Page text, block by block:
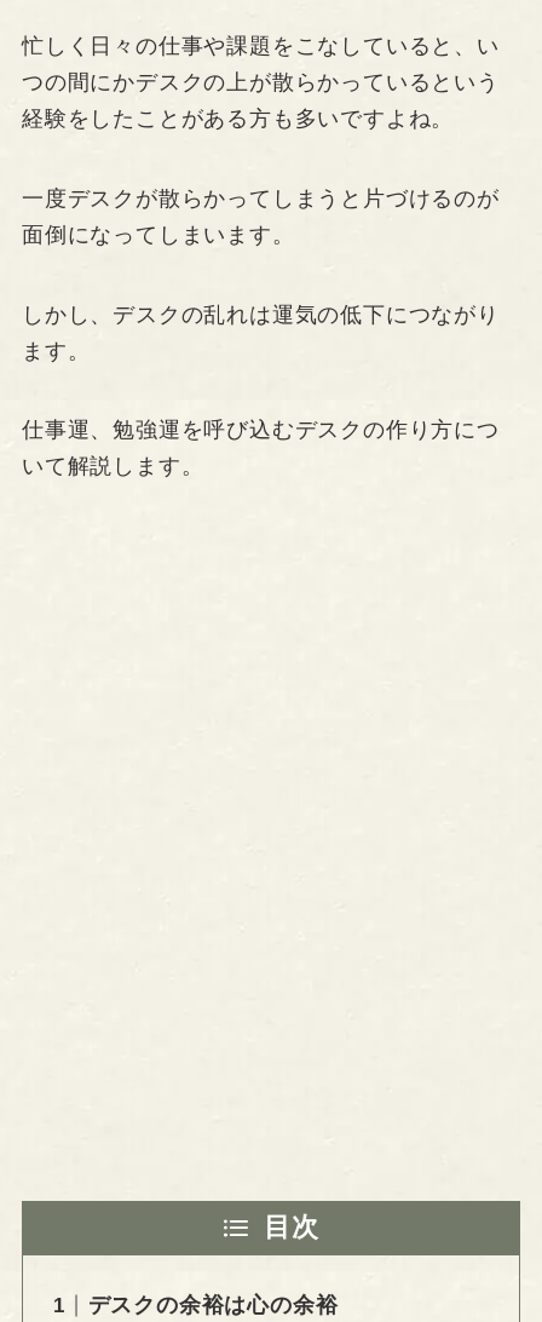
忙しく日々の仕事や課題をこなしていると、い
つの間にかデスクの上が散らかっているという
経験をしたことがある方も多いですよね。
一度デスクが散らかってしまうと片づけるのが
面倒になってしまいます。
しかし、デスクの乱れは運気の低下につながり
ます。
仕事運、勉強運を呼び込むデスクの作り方につ
いて解説します。
目次
デスクの余裕は心の余裕